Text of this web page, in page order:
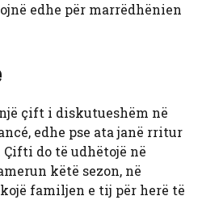
edhe për marrëdhënien
çift i diskutueshëm në
edhe pse ata janë rritur
do të udhëtojë në
këtë sezon, në
familjen e tij për herë të